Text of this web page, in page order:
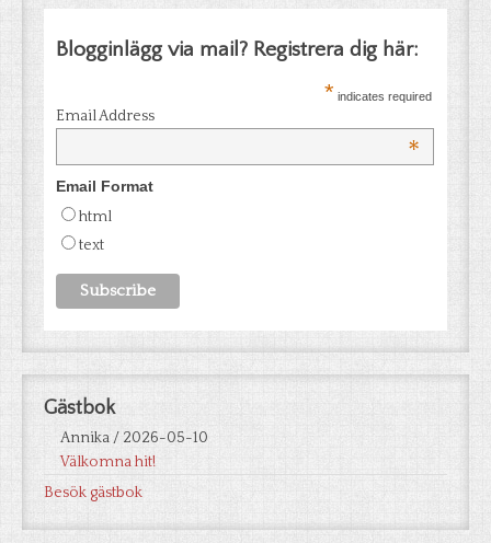
Blogginlägg via mail? Registrera dig här:
* indicates required
Email Address
*
Email Format
html
text
Gästbok
Annika/ 2026-05-10
Välkomna hit!
Besök gästbok